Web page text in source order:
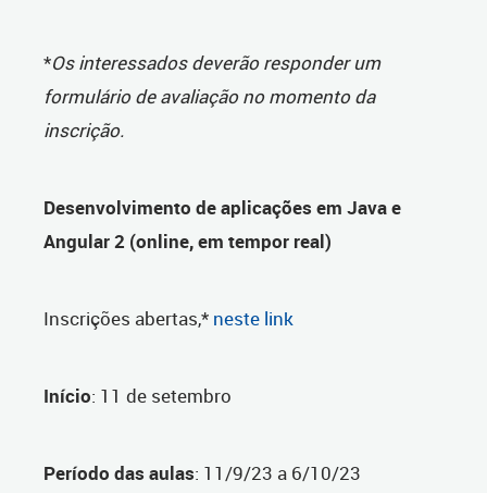
*Os interessados deverão responder um
formulário de avaliação no momento da
inscrição.
Desenvolvimento de aplicações em Java e
Angular 2 (online, em tempor real)
Inscrições abertas,* neste link
Início: 11 de setembro
Período das aulas: 11/9/23 a 6/10/23